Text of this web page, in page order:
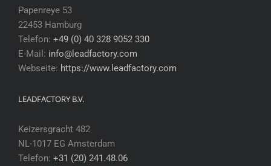
Papenreye 53
22453 Hamburg
Telefon: +49 (0) 40 328 9052 330
E-Mail: info@leadfactory.com
Webseite: https://www.leadfactory.com
LEADFACTORY B.V.
Keizersgracht 482
NL-1017 EG Amsterdam
Telefon: +31 (20) 241.48.06